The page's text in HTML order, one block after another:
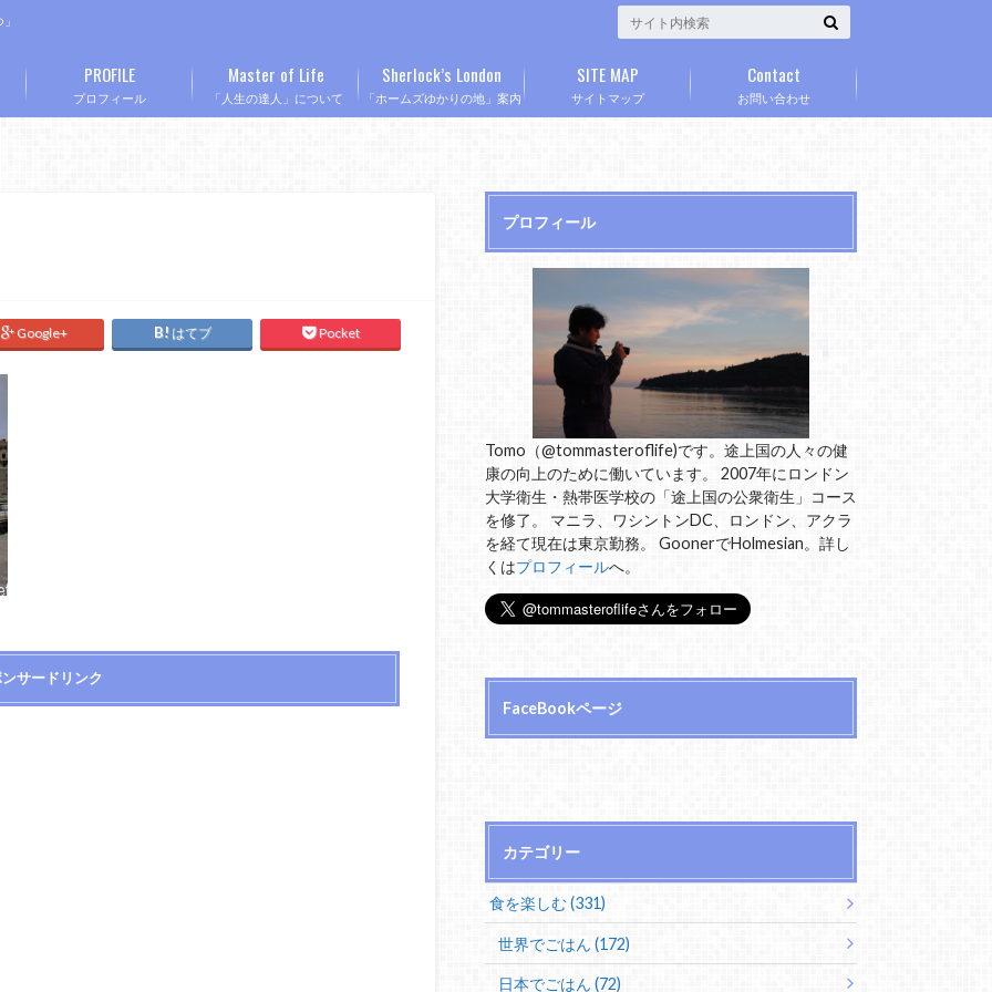
プロフィール
PROFILE
「人生の達人」について
Master of Life
「ホームズゆかりの地」案内
Sherlock’s London
サイトマップ
SITE MAP
お問い合わせ
Contact
Google+ はてブ Pocket
サードリンク
プロフィール
Tomo（@tommasteroflife)です。途上国の人々の健
康の向上のために働いています。 2007年にロンドン
大学衛生・熱帯医学校の「途上国の公衆衛生」コース
を修了。 マニラ、ワシントンDC、ロンドン、アクラ
を経て現在は東京勤務。 GoonerでHolmesian。詳し
くはプロフィールへ。
FaceBookページ
カテゴリー
食を楽しむ (331)
世界でごはん (172)
日本でごはん (72)